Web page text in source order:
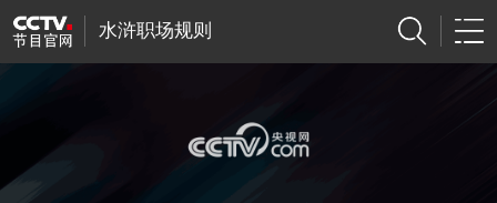
水浒职场规则